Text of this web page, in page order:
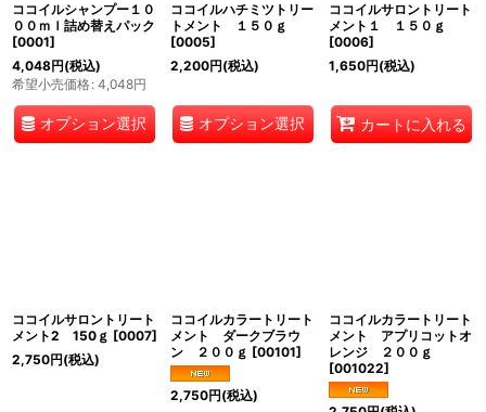
ココイルシャンプー１０
００ｍｌ詰め替えパック
[0001]
4,048円(税込)
希望小売価格: 4,048円
オプション選択
ココイルハチミツトリー
トメント １５０ｇ
[0005]
2,200円(税込)
オプション選択
ココイルサロントリート
メント１ １５０ｇ
[0006]
1,650円(税込)
カートに入れる
ココイルサロントリート
メント2 150ｇ [0007]
2,750円(税込)
ココイルカラートリート
メント ダークブラウ
ン ２００ｇ [00101]
2,750円(税込)
ココイルカラートリート
メント アプリコットオ
レンジ ２００ｇ
[001022]